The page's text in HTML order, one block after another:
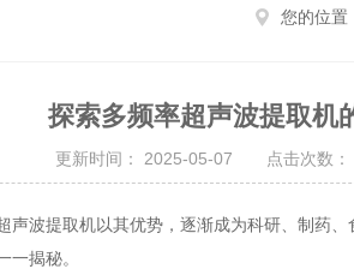
您的位置
探索多频率超声波提取机
更新时间： 2025-05-07 点击次数：
波提取机以其优势，逐渐成为科研、制药、
揭秘。